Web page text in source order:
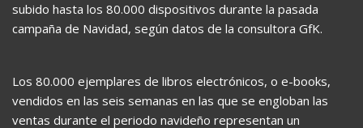
subido hasta los 80.000 dispositivos durante la pasada
campaña de Navidad, según datos de la consultora GfK.
Los 80.000 ejemplares de libros electrónicos, o e-books,
vendidos en las seis semanas en las que se engloban las
ventas durante el periodo navideño representan un